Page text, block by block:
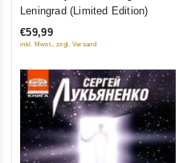
5
Leningrad (Limited Edition)
€59,99
inkl. Mwst., zzgl. Versand